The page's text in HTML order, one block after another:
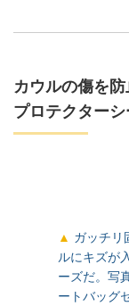
カウルの傷を防
プロテクターシ
ガッチリ
ルにキズが
ーズだ。写
ートバッグ